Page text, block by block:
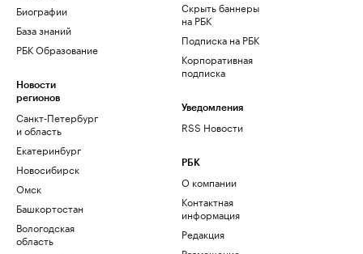
Биографии
База знаний
РБК Образование
Новости
регионов
Санкт-Петербург
и область
Екатеринбург
Новосибирск
Омск
Башкортостан
Вологодская
область
Скрыть баннеры
на РБК
Подписка на РБК
Корпоративная
подписка
Уведомления
RSS Новости
РБК
О компании
Контактная
информация
Редакция